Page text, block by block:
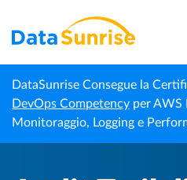
DataSunrise Consegue la
DevOps Competency per AWS
Monitoraggio, Logging e
Homepage Centro di Conoscenza